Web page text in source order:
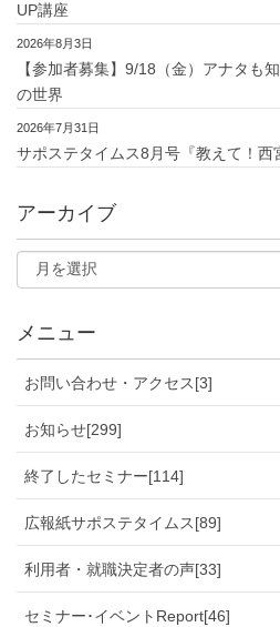
UP講座
2026年8月3日
【参加者募集】9/18（金）アナタも
の世界
2026年7月31日
サポステタイムス8月号『教えて！西
アーカイブ
メニュー
お問い合わせ・アクセス[3]
お知らせ[299]
終了したセミナー[114]
広報紙サポステタイムス[89]
利用者・就職決定者の声[33]
セミナー･イベントReport[46]